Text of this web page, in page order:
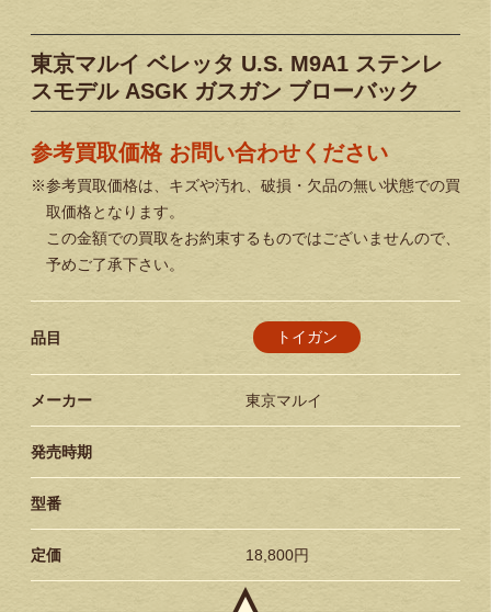
東京マルイ ベレッタ U.S. M9A1 ステンレ
スモデル ASGK ガスガン ブローバック
参考買取価格 お問い合わせください
※参考買取価格は、キズや汚れ、破損・欠品の無い状態での買
取価格となります。
この金額での買取をお約束するものではございませんので、
予めご了承下さい。
品目 トイガン
メーカー 東京マルイ
発売時期
型番
定価 18,800円